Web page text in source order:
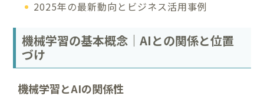
2025年の最新動向とビジネス活用事例
機械学習の基本概念｜AIとの関係と位置
づけ
機械学習とAIの関係性